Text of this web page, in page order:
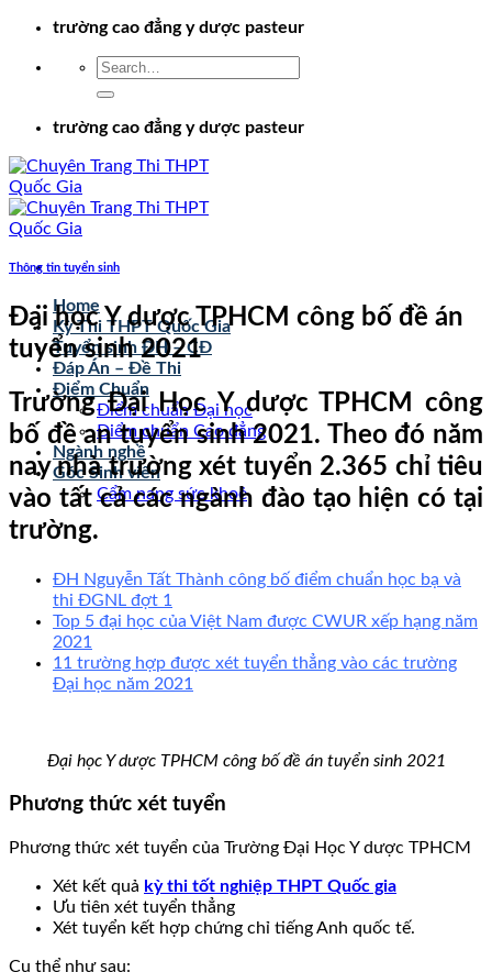
Chuyểntrường cao đẳng y dược pasteur
trường cao đẳng y dược pasteur
Home
Kỳ Thi THPT Quốc Gia
Tuyển sinh ĐH – CĐ
Đáp Án – Đề Thi
Điểm Chuẩn
Điểm chuẩn Đại học
Điểm chuẩn Cao đẳng
Ngành nghề
Góc Sinh viên
Cẩm nang sức khoẻ
Thông tin tuyển sinh
Đại học Y dược TPHCM công bố đề án
tuyển sinh 2021
Trường Đại Học Y dược TPHCM công
bố đề an tuyển sinh 2021. Theo đó năm
nay nhà trường xét tuyển 2.365 chỉ tiêu
vào tất cả các ngành đào tạo hiện có tại
trường.
ĐH Nguyễn Tất Thành công bố điểm chuẩn học bạ và
thi ĐGNL đợt 1
Top 5 đại học của Việt Nam được CWUR xếp hạng năm
2021
11 trường hợp được xét tuyển thẳng vào các trường
Đại học năm 2021
Đại học Y dược TPHCM công bố đề án tuyển sinh 2021
Phương thức xét tuyển
Phương thức xét tuyển của Trường Đại Học Y dược TPHCM
Xét kết quả kỳ thi tốt nghiệp THPT Quốc gia
Ưu tiên xét tuyển thẳng
Xét tuyển kết hợp chứng chỉ tiếng Anh quốc tế.
Cụ thể như sau: